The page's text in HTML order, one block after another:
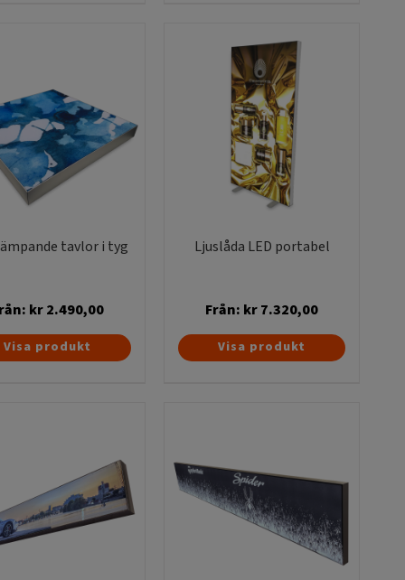
tavlor i tyg
kr2.490,00
Den
här
olika
alternativen
kan
Visa produkt
Ljuslåda LED portabel
Från: kr7.320,00
Den
här
De
olika
alternativen
kan
Visa produkt